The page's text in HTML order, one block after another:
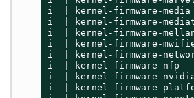
i  | kernel-firmware-media
i  | kernel-firmware-
i  | kernel-firmware-
i  | kernel-firmware-
i  | kernel-firmware-
i  | kernel-firmware-nfp
i  | kernel-firmware-nvidia
i  | kernel-firmware-